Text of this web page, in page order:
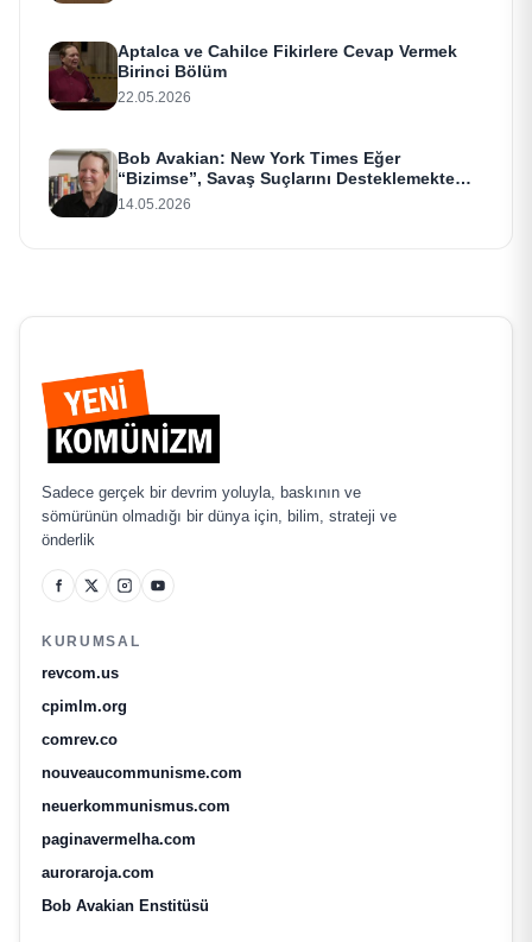
Aptalca ve Cahilce Fikirlere Cevap Vermek
Birinci Bölüm
22.05.2026
Bob Avakian: New York Times Eğer
“Bizimse”, Savaş Suçlarını Desteklemekte
Israr Ediyor
14.05.2026
Sadece gerçek bir devrim yoluyla, baskının ve
sömürünün olmadığı bir dünya için, bilim, strateji ve
önderlik
KURUMSAL
revcom.us
cpimlm.org
comrev.co
nouveaucommunisme.com
neuerkommunismus.com
paginavermelha.com
auroraroja.com
Bob Avakian Enstitüsü